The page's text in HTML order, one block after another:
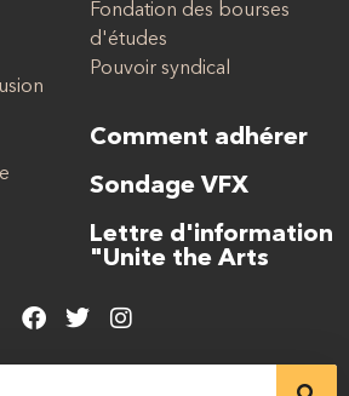
Fondation des bourses
d'études
Pouvoir syndical
Comment adhérer
Sondage VFX
Lettre d'information
"Unite the Arts